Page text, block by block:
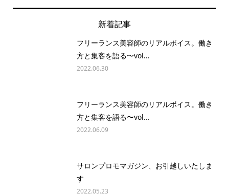
新着記事
フリーランス美容師のリアルボイス。働き
方と集客を語る〜vol...
2022.06.30
フリーランス美容師のリアルボイス。働き
方と集客を語る〜vol...
2022.06.09
サロンプロモマガジン、お引越しいたしま
す
2022.05.23